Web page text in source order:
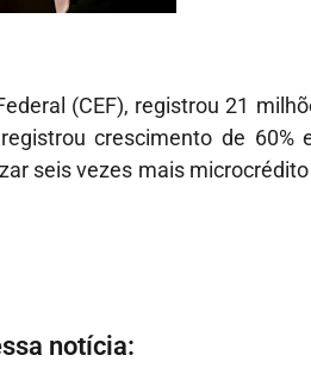
(CEF), registrou 21
crescimento de 60%
seis vezes mais
notícia: